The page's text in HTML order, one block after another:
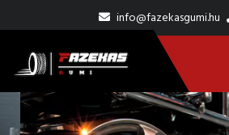
info@fazekasgumi.hu